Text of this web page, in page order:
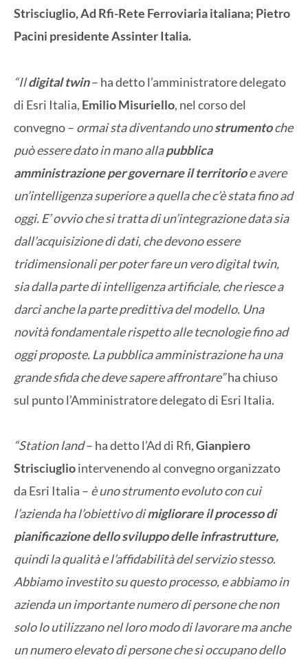
Strisciuglio, Ad Rfi-Rete Ferroviaria italiana; Pietro
Pacini presidente Assinter Italia.
“Ildigital twin– ha detto l’amministratore delegato
di Esri Italia, Emilio Misuriello, nel corso del
convegno – ormai sta diventando unostrumentoche
può essere dato in mano allapubblica
amministrazione per governare il territorioe avere
un’intelligenza superiore a quella che c’è stata fino ad
oggi. E’ ovvio che si tratta di un’integrazione data sia
dall’acquisizione di dati, che devono essere
tridimensionali per poter fare un vero digital twin,
sia dalla parte di intelligenza artificiale, che riesce a
darci anche la parte predittiva del modello. Una
novità fondamentale rispetto alle tecnologie fino ad
oggi proposte. La pubblica amministrazione ha una
grande sfida che deve sapere affrontare”ha chiuso
sul punto l’Amministratore delegato di Esri Italia.
“Station land– ha detto l’Ad di Rfi,Gianpiero
Strisciugliointervenendo al convegno organizzato
da Esri Italia – è uno strumento evoluto con cui
l’azienda ha l’obiettivo dimigliorare il processo di
pianificazione dello sviluppo delle infrastrutture,
quindi la qualità e l’affidabilità del servizio stesso.
Abbiamo investito su questo processo, e abbiamo in
azienda un importante numero di persone che non
solo lo utilizzano nel loro modo di lavorare ma anche
un numero elevato di persone che si occupano dello